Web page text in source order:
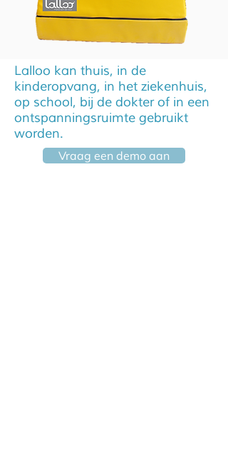
Lalloo kan thuis, in de
kinderopvang, in het ziekenhuis,
op school, bij de dokter of in een
ontspanningsruimte gebruikt
worden.
Vraag een demo aan